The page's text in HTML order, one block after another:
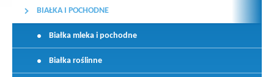
BIAŁKA I POCHODNE
Białka mleka i pochodne
Białka roślinne